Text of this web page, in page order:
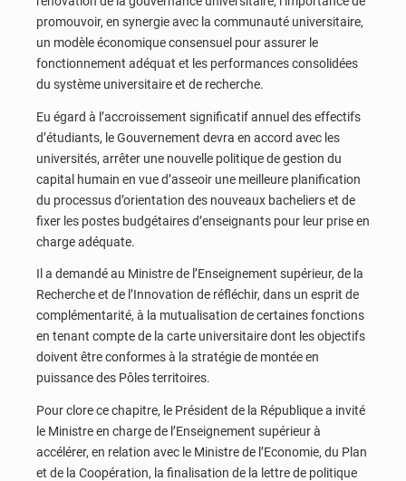
promouvoir, en synergie avec la communauté universitaire,
un modèle économique consensuel pour assurer le
fonctionnement adéquat et les performances consolidées
du système universitaire et de recherche.
Eu égard à l’accroissement significatif annuel des effectifs
d’étudiants, le Gouvernement devra en accord avec les
universités, arrêter une nouvelle politique de gestion du
capital humain en vue d’asseoir une meilleure planification
du processus d’orientation des nouveaux bacheliers et de
fixer les postes budgétaires d’enseignants pour leur prise en
charge adéquate.
Il a demandé au Ministre de l’Enseignement supérieur, de la
Recherche et de l’Innovation de réfléchir, dans un esprit de
complémentarité, à la mutualisation de certaines fonctions
en tenant compte de la carte universitaire dont les objectifs
doivent être conformes à la stratégie de montée en
puissance des Pôles territoires.
Pour clore ce chapitre, le Président de la République a invité
le Ministre en charge de l’Enseignement supérieur à
accélérer, en relation avec le Ministre de l’Economie, du Plan
et de la Coopération, la finalisation de la lettre de politique